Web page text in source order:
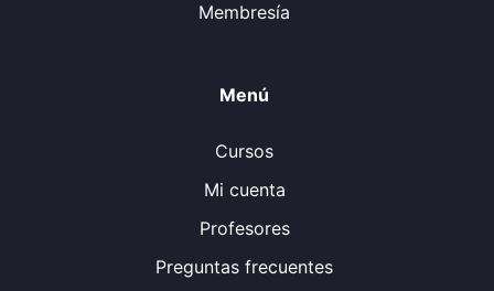
Membresía
Menú
Cursos
Mi cuenta
Profesores
Preguntas frecuentes